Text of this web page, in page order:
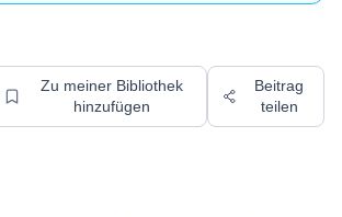
Zu meiner Bibliothek
hinzufügen
Beitrag
teilen